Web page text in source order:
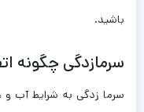
باشید.
سرمازدگی چگونه
سرما زدگی به شرایط آب